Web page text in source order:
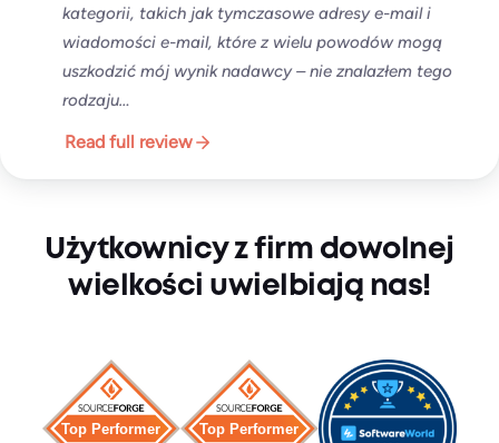
kategorii, takich jak tymczasowe adresy e-mail i
wiadomości e-mail, które z wielu powodów mogą
uszkodzić mój wynik nadawcy – nie znalazłem tego
rodzaju…
Read full review
Użytkownicy z firm dowolnej
wielkości uwielbiają nas!